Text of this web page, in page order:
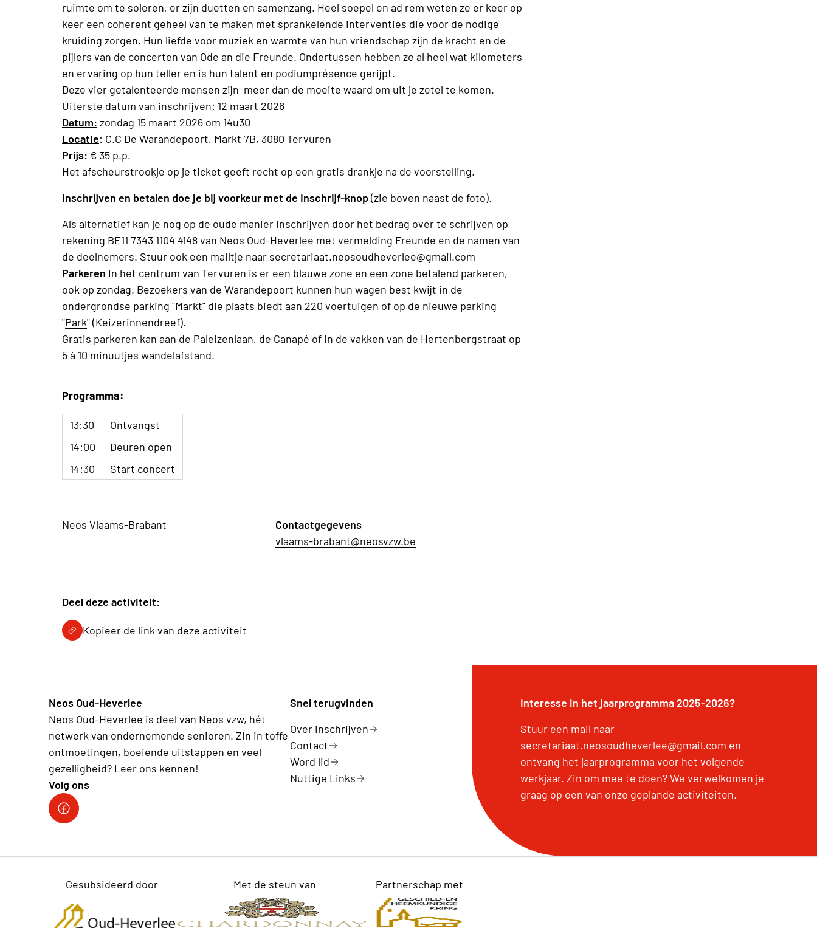
ruimte om te soleren, er zijn duetten en samenzang. Heel soepel en ad rem weten ze er keer op
keer een coherent geheel van te maken met sprankelende interventies die voor de nodige
kruiding zorgen. Hun liefde voor muziek en warmte van hun vriendschap zijn de kracht en de
pijlers van de concerten van Ode an die Freunde. Ondertussen hebben ze al heel wat kilometers
en ervaring op hun teller en is hun talent en podiumprésence gerijpt.
Deze vier getalenteerde mensen zijn meer dan de moeite waard om uit je zetel te komen.
Uiterste datum van inschrijven: 12 maart 2026
Datum: zondag 15 maart 2026 om 14u30
Locatie: C.C De Warandepoort, Markt 7B, 3080 Tervuren
Prijs: € 35 p.p.
Het afscheurstrookje op je ticket geeft recht op een gratis drankje na de voorstelling.
Inschrijven en betalen doe je bij voorkeur met de Inschrijf-knop(zie boven naast de foto).
Als alternatief kan je nog op de oude manier inschrijven door het bedrag over te schrijven op
rekening BE11 7343 1104 4148 van Neos Oud-Heverlee met vermelding Freunde en de namen van
de deelnemers. Stuur ook een mailtje naar secretariaat.neosoudheverlee@gmail.com
Parkeren In het centrum van Tervuren is er een blauwe zone en een zone betalend parkeren,
ook op zondag. Bezoekers van de Warandepoort kunnen hun wagen best kwijt in de
ondergrondse parking "Markt" die plaats biedt aan 220 voertuigen of op de nieuwe parking
"Park" (Keizerinnendreef).
Gratis parkeren kan aan de Paleizenlaan, de Canapé of in de vakken van de Hertenbergstraat op
5 à 10 minuutjes wandelafstand.
Programma:
13:30
Ontvangst
14:00
Deuren open
14:30
Start concert
Neos Vlaams-Brabant
Contactgegevens
vlaams-brabant@neosvzw.be
Deel deze activiteit:
Kopieer de link van deze activiteit
Neos Oud-Heverlee
Neos Oud-Heverlee is deel van Neos vzw, hét
netwerk van ondernemende senioren. Zin in toffe
ontmoetingen, boeiende uitstappen en veel
gezelligheid? Leer ons kennen!
Volg ons
Facebook
Snel terugvinden
Over inschrijven
Contact
Word lid
Nuttige Links
Interesse in het jaarprogramma 2025-2026?
Stuur een mail naar
secretariaat.neosoudheverlee@gmail.com en
ontvang het jaarprogramma voor het volgende
werkjaar. Zin om mee te doen? We verwelkomen je
graag op een van onze geplande activiteiten.
Gesubsideerd door Met de steun van Partnerschap met